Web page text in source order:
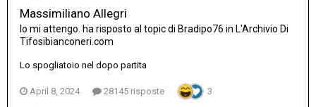
Massimiliano Allegri
Io mi attengo. ha risposto al topic di Bradipo76 in L'Archivio Di
Tifosibianconeri.com
Lo spogliatoio nel dopo partita
April 8, 2024 28145 risposte 3